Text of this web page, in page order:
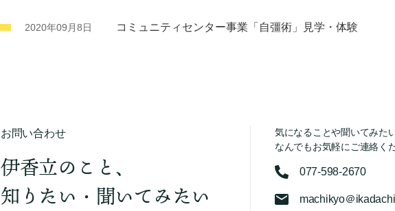
2020年09月8日 コミュニティセンター事業「自彊術」見学・体験
お問い合わせ
伊香立のこと、
知りたい・聞いてみたい
気になることや聞いてみた
なんでもお気軽にご連絡く
077-598-2670
machikyo＠